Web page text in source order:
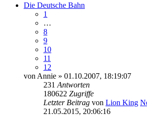
Die Deutsche Bahn
1
…
8
9
10
11
12
von Annie » 01.10.2007, 18:19:07
231 Antworten
180622 Zugriffe
Letzter Beitrag von Lion King
21.05.2015, 20:06:16